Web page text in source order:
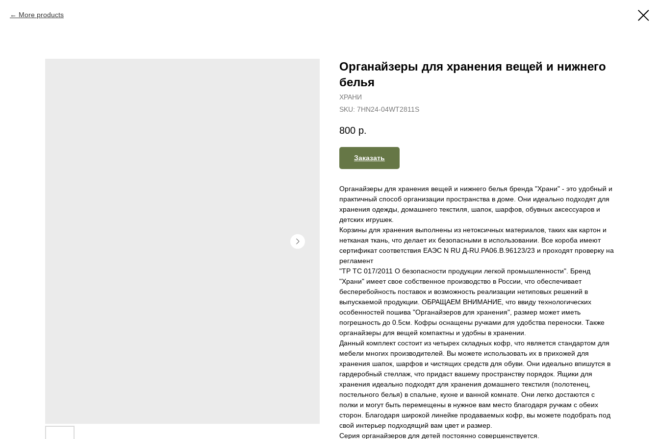
More products
Органайзеры для хранения вещей и нижнего
белья
ХРАНИ
SKU: 7HN24-04WT2811S
800 р.
Заказать
Органайзеры для хранения вещей и нижнего белья бренда "Храни" - это удобный и
практичный способ организации пространства в доме. Они идеально подходят для
хранения одежды, домашнего текстиля, шапок, шарфов, обувных аксессуаров и
детских игрушек.
Корзины для хранения выполнены из нетоксичных материалов, таких как картон и
нетканая ткань, что делает их безопасными в использовании. Все короба имеют
сертификат соответствия ЕАЭС N RU Д-RU.РА06.В.96123/23 и проходят проверку на
регламент
"ТР ТС 017/2011 О безопасности продукции легкой промышленности". Бренд
"Храни" имеет свое собственное производство в России, что обеспечивает
бесперебойность поставок и возможность реализации нетиповых решений в
выпускаемой продукции. ОБРАЩАЕМ ВНИМАНИЕ, что ввиду технологических
особенностей пошива "Органайзеров для хранения", размер может иметь
погрешность до 0.5см. Кофры оснащены ручками для удобства переноски. Также
органайзеры для вещей компактны и удобны в хранении.
Данный комплект состоит из четырех складных кофр, что является стандартом для
мебели многих производителей. Вы можете использовать их в прихожей для
хранения шапок, шарфов и чистящих средств для обуви. Они идеально впишутся в
гардеробный стеллаж, что придаст вашему пространству порядок. Ящики для
хранения идеально подходят для хранения домашнего текстиля (полотенец,
постельного белья) в спальне, кухне и ванной комнате. Они легко достаются с
полки и могут быть перемещены в нужное вам место благодаря ручкам с обеих
сторон. Благодаря широкой линейке продаваемых кофр, вы можете подобрать под
свой интерьер подходящий вам цвет и размер.
Серия органайзеров для детей постоянно совершенствуется.